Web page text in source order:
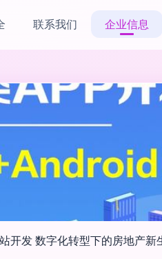
联系我们 企业信息
开发 数字化转型下的房地产新